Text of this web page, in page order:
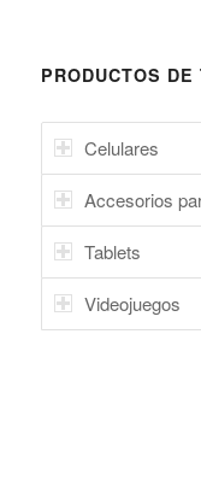
PRODUCTOS
Celulares
Accesorios
Tablets
Videojuegos